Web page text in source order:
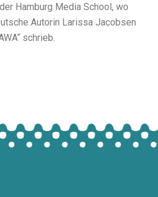
Hamburg Media School, wo
Autorin Larissa Jacobsen
schrieb.